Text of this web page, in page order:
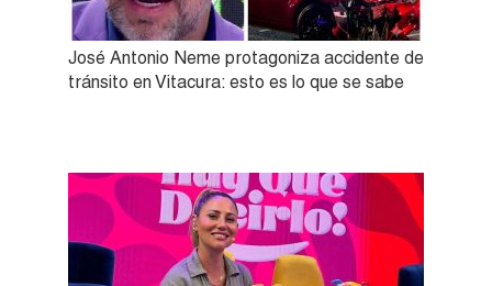
José Antonio Neme protagoniza accidente de
tránsito en Vitacura: esto es lo que se sabe